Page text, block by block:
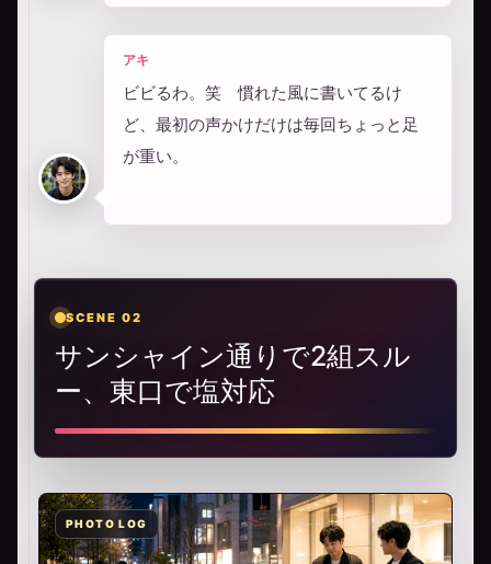
アキ
ビビるわ。笑 慣れた風に書いてるけ
ど、最初の声かけだけは毎回ちょっと足
が重い。
SCENE 02
サンシャイン通りで2組スル
ー、東口で塩対応